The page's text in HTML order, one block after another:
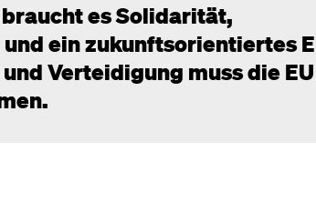
es Solidarität,
ein zukunftsorientiertes
Verteidigung muss die EU